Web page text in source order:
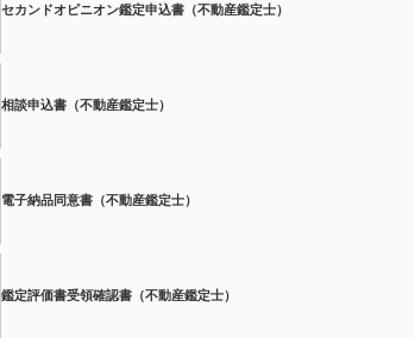
セカンドオピニオン鑑定申込書（不動産鑑定士）
相談申込書（不動産鑑定士）
電子納品同意書（不動産鑑定士）
鑑定評価書受領確認書（不動産鑑定士）